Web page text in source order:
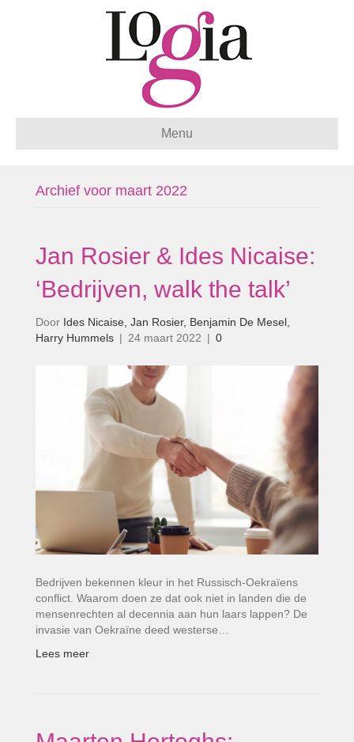
Menu
Archief voor maart 2022
Jan Rosier & Ides Nicaise:
‘Bedrijven, walk the talk’
Door Ides Nicaise, Jan Rosier, Benjamin De Mesel,
Harry Hummels | 24 maart 2022 | 0
Bedrijven bekennen kleur in het Russisch-Oekraïens
conflict. Waarom doen ze dat ook niet in landen die de
mensenrechten al decennia aan hun laars lappen? De
invasie van Oekraïne deed westerse…
Lees meer